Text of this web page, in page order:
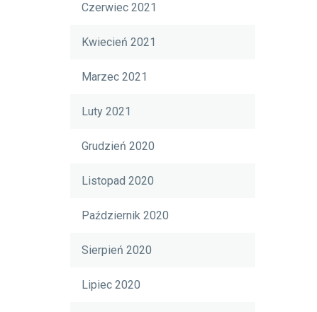
Czerwiec 2021
Kwiecień 2021
Marzec 2021
Luty 2021
Grudzień 2020
Listopad 2020
Październik 2020
Sierpień 2020
Lipiec 2020